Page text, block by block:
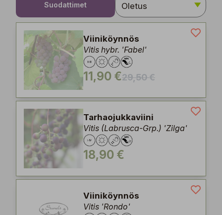
Suodattimet
Viiniköynnös
Vitis hybr. 'Fabel'
11,90 €29,50 €
Tarhaojukkaviini
Vitis (Labrusca-Grp.) 'Zilga'
18,90 €
Viiniköynnös
Vitis 'Rondo'